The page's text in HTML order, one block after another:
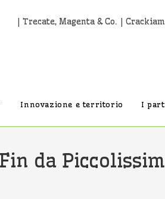
| Trecate, Magenta & Co. |
Innovazione e territorio I
da